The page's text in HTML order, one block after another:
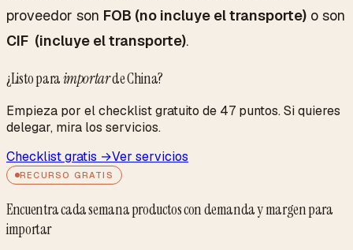
proveedor son FOB (no incluye el transporte) o son
CIF (incluye el transporte).
¿Listo paraimportarde China?
Empieza por el checklist gratuito de 47 puntos. Si quieres
delegar, mira los servicios.
Checklist gratis →Ver servicios
RECURSO GRATIS
Encuentra cada semana productos con demanda y margen para
importar